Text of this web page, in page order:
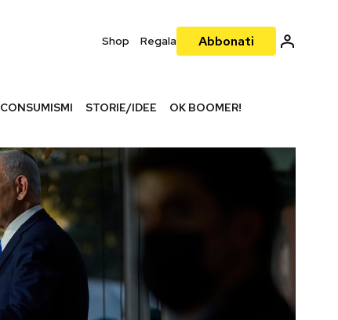
Shop Regala Abbonati
CONSUMISMI STORIE/IDEE OK BOOMER!